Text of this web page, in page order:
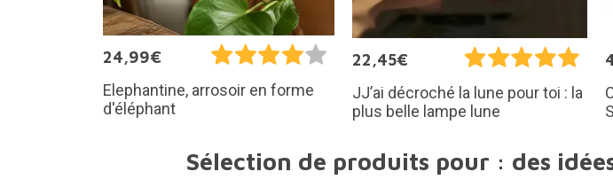
24,99€
Elephantine, arrosoir en forme
d'éléphant
22,45€
JJ’ai décroché la lune pour toi : la
plus belle lampe lune
Sélection de produits pour : des